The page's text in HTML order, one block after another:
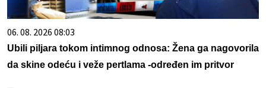
06. 08. 2026 08:03
Ubili piljara tokom intimnog odnosa: Žena ga nagovorila
da skine odeću i veže pertlama -određen im pritvor